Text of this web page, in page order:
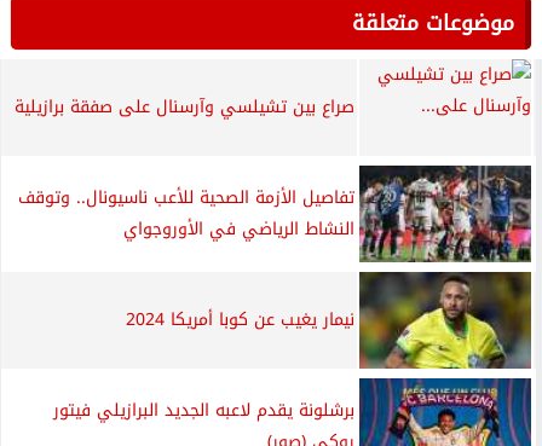
موضوعات متعلقة
صراع بين تشيلسي وآرسنال على صفقة برازيلية
تفاصيل الأزمة الصحية للأعب ناسيونال.. وتوقف
النشاط الرياضي في الأوروجواي
نيمار يغيب عن كوبا أمريكا 2024
برشلونة يقدم لاعبه الجديد البرازيلي فيتور